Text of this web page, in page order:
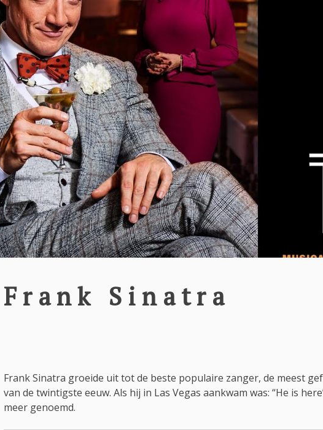
Frank Sinatra
Frank Sinatra groeide uit tot de beste populaire zanger, de meest
van de twintigste eeuw. Als hij in Las Vegas aankwam was: “He is
meer genoemd.